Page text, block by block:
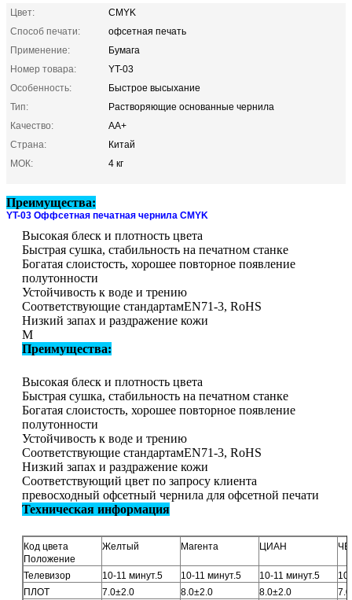
Цвет:
CMYK
Способ печати:
офсетная печать
Применение:
Бумага
Номер товара:
YT-03
Особенность:
Быстрое высыхание
Тип:
Растворяющие основанные чернила
Качество:
AA+
Страна:
Китай
МОК:
4 кг
Преимущества:
YT-03 Оффсетная печатная чернила CMYK
Высокая блеск и плотность цвета
Быстрая сушка, стабильность на печатном станке
Богатая слоистость, хорошее повторное появление
полутонности
Устойчивость к воде и трению
Соответствующие стандартамEN71-3, RoHS
Низкий запах и раздражение кожи
М
Преимущества:
Высокая блеск и плотность цвета
Быстрая сушка, стабильность на печатном станке
Богатая слоистость, хорошее повторное появление
полутонности
Устойчивость к воде и трению
Соответствующие стандартамEN71-3, RoHS
Низкий запах и раздражение кожи
Соответствующий цвет по запросу клиента
превосходный офсетный чернила для офсетной печати
Техническая информация
Код цвета
Положение
Желтый Магента ЦИАН
Телевизор 10-11 минут.5 10-11 минут.5 10-11 минут.5
ПЛОТ
7.0±2.0 8.0±2.0 8.0±2.0